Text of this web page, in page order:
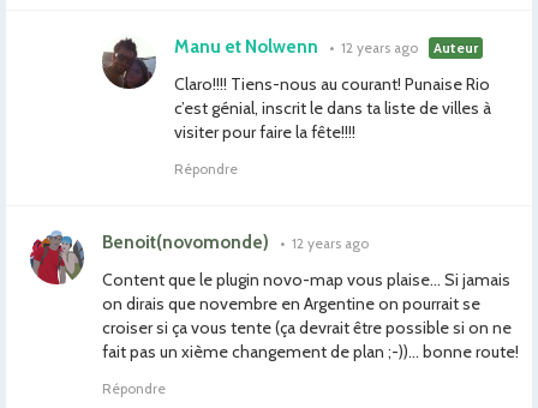
Manu et Nolwenn • 12 years ago Auteur
Claro!!!! Tiens-nous au courant! Punaise Rio
c’est génial, inscrit le dans ta liste de villes à
visiter pour faire la fête!!!!
Répondre
Benoit(novomonde) • 12 years ago
Content que le plugin novo-map vous plaise… Si jamais
on dirais que novembre en Argentine on pourrait se
croiser si ça vous tente (ça devrait être possible si on ne
fait pas un xième changement de plan ;-))… bonne route!
Répondre